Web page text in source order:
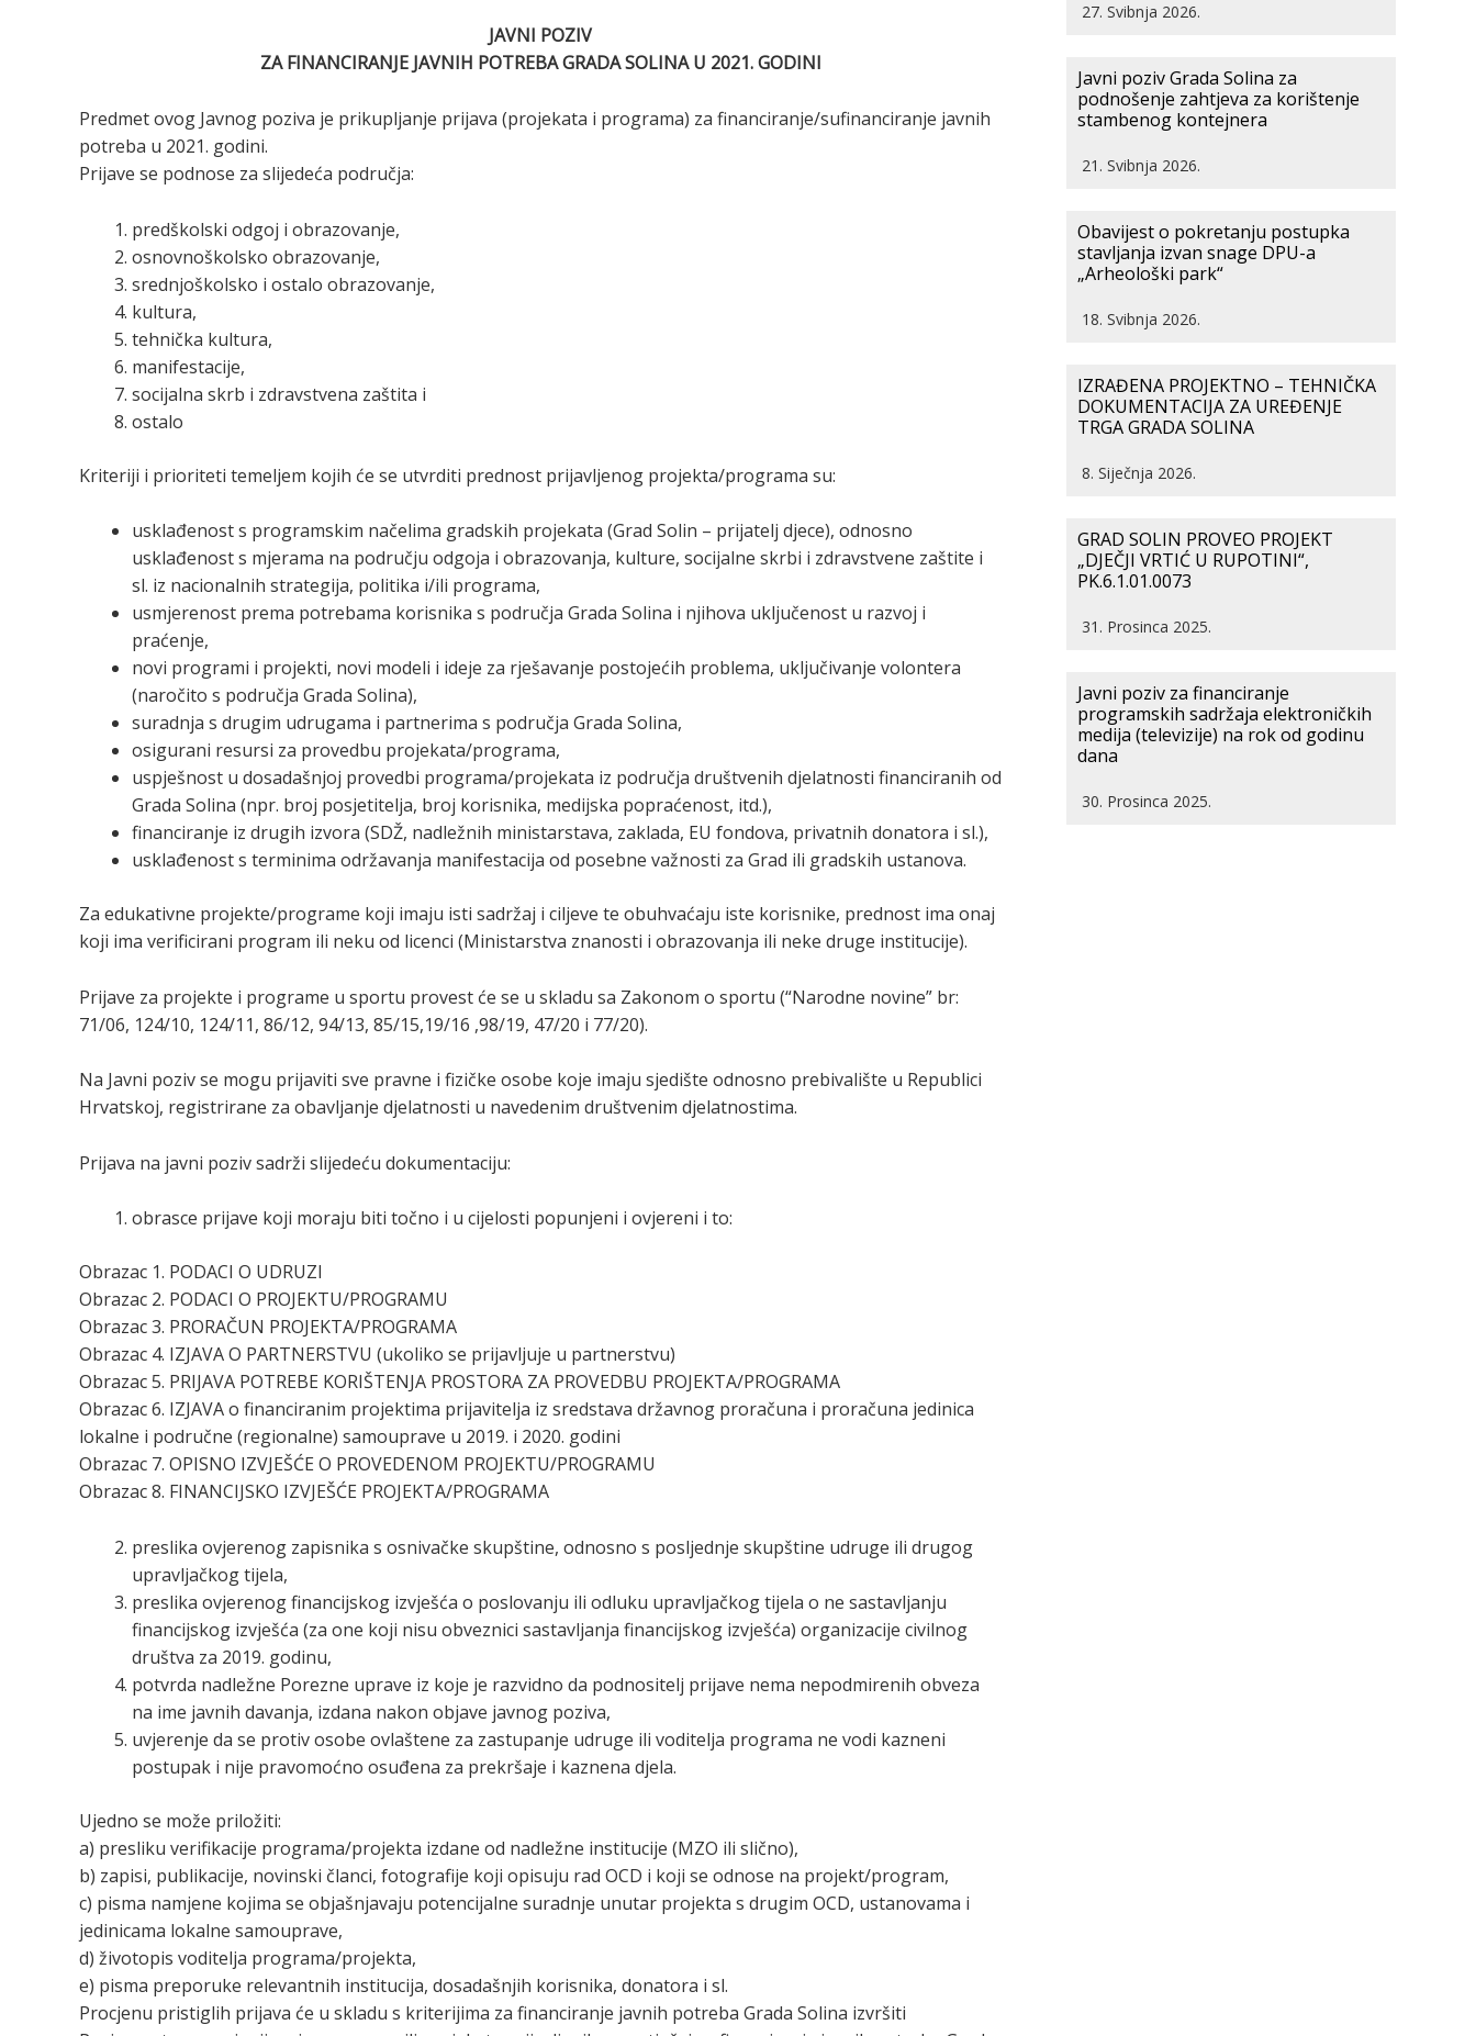
JAVNI POZIV
ZA FINANCIRANJE JAVNIH POTREBA GRADA SOLINA U 2021. GODINI
Predmet ovog Javnog poziva je prikupljanje prijava (projekata i programa) za financiranje/sufinanciranje javnih
potreba u 2021. godini.
Prijave se podnose za slijedeća područja:
predškolski odgoj i obrazovanje,
osnovnoškolsko obrazovanje,
srednjoškolsko i ostalo obrazovanje,
kultura,
tehnička kultura,
manifestacije,
socijalna skrb i zdravstvena zaštita i
ostalo
Kriteriji i prioriteti temeljem kojih će se utvrditi prednost prijavljenog projekta/programa su:
usklađenost s programskim načelima gradskih projekata (Grad Solin – prijatelj djece), odnosno
usklađenost s mjerama na području odgoja i obrazovanja, kulture, socijalne skrbi i zdravstvene zaštite i
sl. iz nacionalnih strategija, politika i/ili programa,
usmjerenost prema potrebama korisnika s područja Grada Solina i njihova uključenost u razvoj i
praćenje,
novi programi i projekti, novi modeli i ideje za rješavanje postojećih problema, uključivanje volontera
(naročito s područja Grada Solina),
suradnja s drugim udrugama i partnerima s područja Grada Solina,
osigurani resursi za provedbu projekata/programa,
uspješnost u dosadašnjoj provedbi programa/projekata iz područja društvenih djelatnosti financiranih od
Grada Solina (npr. broj posjetitelja, broj korisnika, medijska popraćenost, itd.),
financiranje iz drugih izvora (SDŽ, nadležnih ministarstava, zaklada, EU fondova, privatnih donatora i sl.),
usklađenost s terminima održavanja manifestacija od posebne važnosti za Grad ili gradskih ustanova.
Za edukativne projekte/programe koji imaju isti sadržaj i ciljeve te obuhvaćaju iste korisnike, prednost ima onaj
koji ima verificirani program ili neku od licenci (Ministarstva znanosti i obrazovanja ili neke druge institucije).
Prijave za projekte i programe u sportu provest će se u skladu sa Zakonom o sportu (“Narodne novine” br:
71/06, 124/10, 124/11, 86/12, 94/13, 85/15,19/16 ,98/19, 47/20 i 77/20).
Na Javni poziv se mogu prijaviti sve pravne i fizičke osobe koje imaju sjedište odnosno prebivalište u Republici
Hrvatskoj, registrirane za obavljanje djelatnosti u navedenim društvenim djelatnostima.
Prijava na javni poziv sadrži slijedeću dokumentaciju:
obrasce prijave koji moraju biti točno i u cijelosti popunjeni i ovjereni i to:
Obrazac 1. PODACI O UDRUZI
Obrazac 2. PODACI O PROJEKTU/PROGRAMU
Obrazac 3. PRORAČUN PROJEKTA/PROGRAMA
Obrazac 4. IZJAVA O PARTNERSTVU (ukoliko se prijavljuje u partnerstvu)
Obrazac 5. PRIJAVA POTREBE KORIŠTENJA PROSTORA ZA PROVEDBU PROJEKTA/PROGRAMA
Obrazac 6. IZJAVA o financiranim projektima prijavitelja iz sredstava državnog proračuna i proračuna jedinica
lokalne i područne (regionalne) samouprave u 2019. i 2020. godini
Obrazac 7. OPISNO IZVJEŠĆE O PROVEDENOM PROJEKTU/PROGRAMU
Obrazac 8. FINANCIJSKO IZVJEŠĆE PROJEKTA/PROGRAMA
preslika ovjerenog zapisnika s osnivačke skupštine, odnosno s posljednje skupštine udruge ili drugog
upravljačkog tijela,
preslika ovjerenog financijskog izvješća o poslovanju ili odluku upravljačkog tijela o ne sastavljanju
financijskog izvješća (za one koji nisu obveznici sastavljanja financijskog izvješća) organizacije civilnog
društva za 2019. godinu,
potvrda nadležne Porezne uprave iz koje je razvidno da podnositelj prijave nema nepodmirenih obveza
na ime javnih davanja, izdana nakon objave javnog poziva,
uvjerenje da se protiv osobe ovlaštene za zastupanje udruge ili voditelja programa ne vodi kazneni
postupak i nije pravomoćno osuđena za prekršaje i kaznena djela.
Ujedno se može priložiti:
a) presliku verifikacije programa/projekta izdane od nadležne institucije (MZO ili slično),
b) zapisi, publikacije, novinski članci, fotografije koji opisuju rad OCD i koji se odnose na projekt/program,
c) pisma namjene kojima se objašnjavaju potencijalne suradnje unutar projekta s drugim OCD, ustanovama i
jedinicama lokalne samouprave,
d) životopis voditelja programa/projekta,
e) pisma preporuke relevantnih institucija, dosadašnjih korisnika, donatora i sl.
Procjenu pristiglih prijava će u skladu s kriterijima za financiranje javnih potreba Grada Solina izvršiti
27. Svibnja 2026.
Javni poziv Grada Solina za
podnošenje zahtjeva za korištenje
stambenog kontejnera
21. Svibnja 2026.
Obavijest o pokretanju postupka
stavljanja izvan snage DPU-a
„Arheološki park“
18. Svibnja 2026.
IZRAĐENA PROJEKTNO – TEHNIČKA
DOKUMENTACIJA ZA UREĐENJE
TRGA GRADA SOLINA
8. Siječnja 2026.
GRAD SOLIN PROVEO PROJEKT
„DJEČJI VRTIĆ U RUPOTINI“,
PK.6.1.01.0073
31. Prosinca 2025.
Javni poziv za financiranje
programskih sadržaja elektroničkih
medija (televizije) na rok od godinu
dana
30. Prosinca 2025.